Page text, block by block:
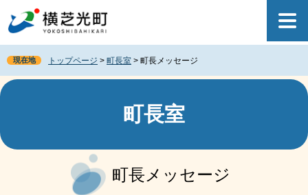
ジ
先
頭
で
ュ
を
飛
ば
本
現在地 トップページ > 町長室 > 町長メッセージ
町長室
町長メッセージ